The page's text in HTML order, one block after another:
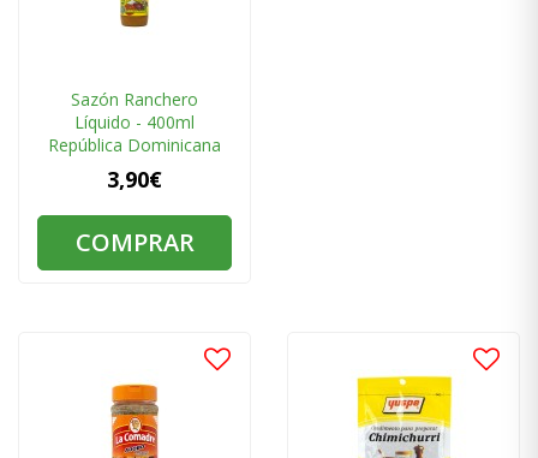
Sazón Ranchero
Líquido - 400ml
República Dominicana
3,90€
COMPRAR